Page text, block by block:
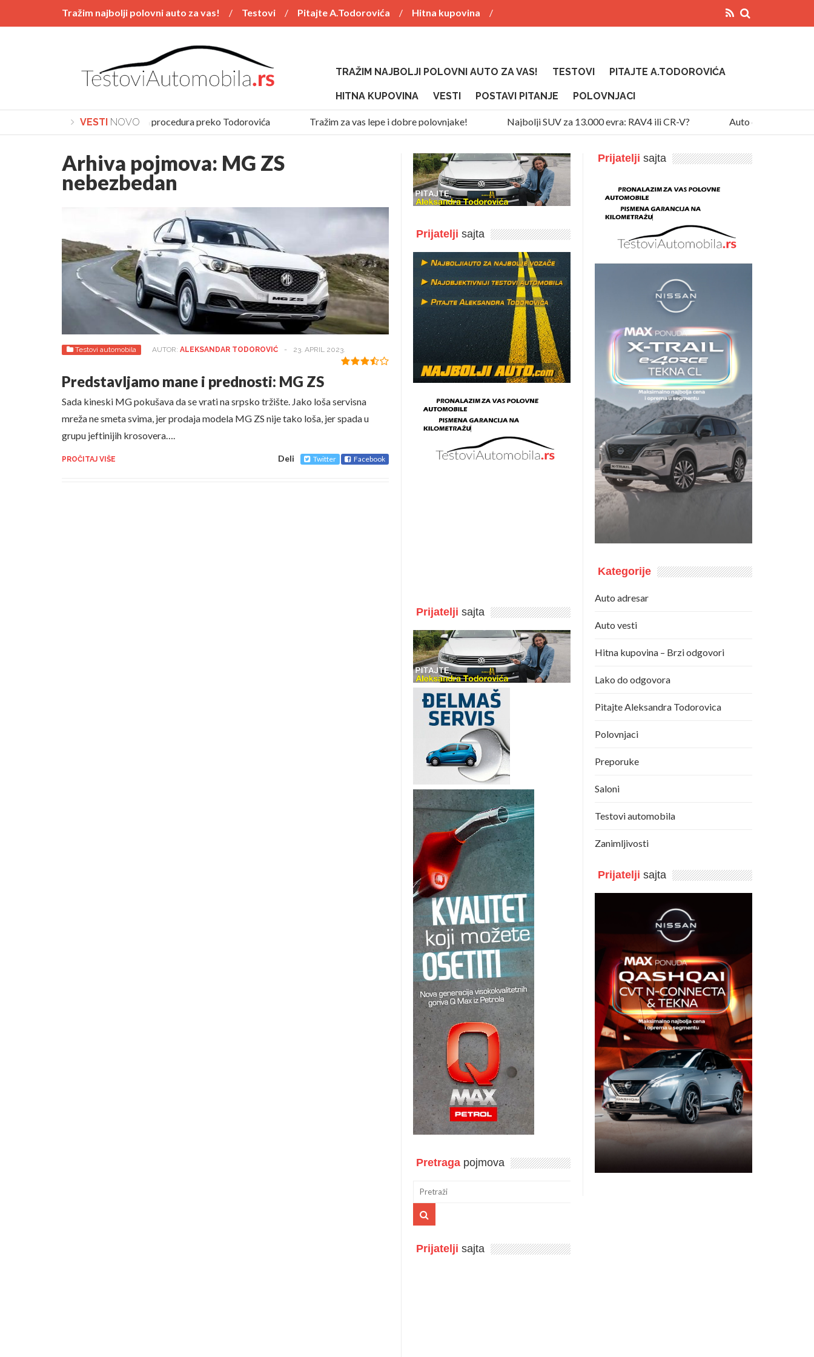
Tražim najbolji polovni auto za vas! Testovi Pitajte A.Todorovića
Hitna kupovina
Vesti
POSTAVI PITANJE Polovnjaci
TRAŽIM NAJBOLJI POLOVNI AUTO ZA VAS! TESTOVI PITAJTE A.TODOROVIĆA
HITNA KUPOVINA VESTI POSTAVI PITANJE POLOVNJACI
VESTI NOVO
Kupovina automobila procedura preko Todorovića Tražim za vas lepe i dobre polovnjake! Najbolji SUV za 13.000 evra: RAV4 ili CR-V? Auto diže temperaturu
Arhiva pojmova: MG ZS
nebezbedan
Testovi automobila AUTOR: ALEKSANDAR TODOROVIĆ - 23. APRIL 2023.
Predstavljamo mane i prednosti: MG ZS
Sada kineski MG pokušava da se vrati na srpsko tržište. Jako loša servisna
mreža ne smeta svima, jer prodaja modela MG ZS nije tako loša, jer spada u
grupu jeftinijih krosovera….
PROČITAJ VIŠE Deli Twitter Facebook
Prijatelji sajta
Prijatelji sajta
Pretraga pojmova
Prijatelji sajta
Prijatelji sajta
Kategorije
Auto adresar
Auto vesti
Hitna kupovina – Brzi odgovori
Lako do odgovora
Pitajte Aleksandra Todorovica
Polovnjaci
Preporuke
Saloni
Testovi automobila
Zanimljivosti
Prijatelji sajta